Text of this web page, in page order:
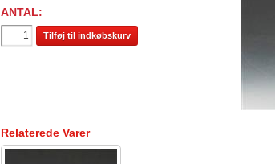
ANTAL:
Tilføj til indkøbskurv
Relaterede Varer